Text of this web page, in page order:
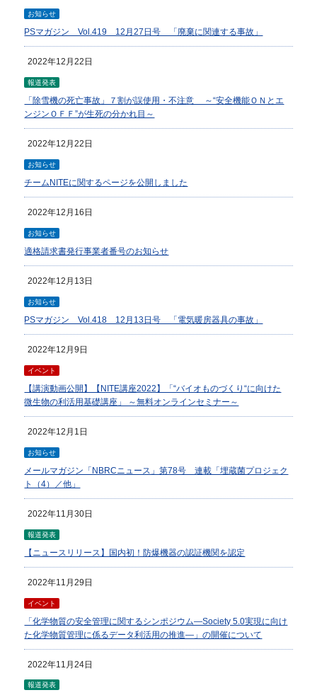
お知らせ
PSマガジン Vol.419 12月27日号 「廃棄に関連する事故」
2022年12月22日
報道発表
「除雪機の死亡事故」７割が誤使用・不注意 ～“安全機能ＯＮとエ
ンジンＯＦＦ”が生死の分かれ目～
2022年12月22日
お知らせ
チームNITEに関するページを公開しました
2022年12月16日
お知らせ
適格請求書発行事業者番号のお知らせ
2022年12月13日
お知らせ
PSマガジン Vol.418 12月13日号 「電気暖房器具の事故」
2022年12月9日
イベント
【講演動画公開】【NITE講座2022】「“バイオものづくり“に向けた
微生物の利活用基礎講座」 ～無料オンラインセミナー～
2022年12月1日
お知らせ
メールマガジン「NBRCニュース」第78号 連載「埋蔵菌プロジェク
ト（4）／他」
2022年11月30日
報道発表
【ニュースリリース】国内初！防爆機器の認証機関を認定
2022年11月29日
イベント
「化学物質の安全管理に関するシンポジウム―Society 5.0実現に向け
た化学物質管理に係るデータ利活用の推進―」の開催について
2022年11月24日
報道発表